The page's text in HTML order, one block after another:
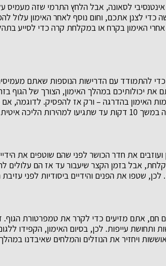
לסאונה, אבל הלחץ התרמי שזה מעמיס
כדי לצנן אתכם, וחום נוסף לאחר האימון עלול
האימון בקרח או במקלחת קרה כדי לסייע
להתמודד עם הדרישות הנוספות שאתם
את יכולותיכם במהלך האימון, הצורך של הגוף
האימון בהדרגה – ורק אז להפסיק. לדוגמה,
הליכה איטית.
את חדר הכושר לפני שהם שוטפים את
אבל בזמן הקצר שיעבור עד אז הם עלולים
לכן, שטפו את הפנים והידיים ביסודיות לפני
אתם מזיעים כדי לקרר את טמפרטורת הגוף.
ותחושת עייפות. לכן, בסיום האימון, הקפידו
ויחזיר את הנוזלים והמלחים שאיבדנו